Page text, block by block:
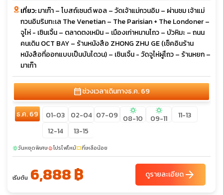
เที่ยว:มาเก๊า – โบสถ์เซนต์ พอล – วัดเจ้าแม่กวนอิม – ผ่านชม เจ้าแม่
กวนอิมริมทะเล The Venetian – The Parisian + The Londoner –
จูไห่ - เซินเจิ้น – ตลาดตงเหมิน – เมืองเก่าหนานโถว – บัวหิมะ – ถนน
คนเดิน OCT BAY – ร้านหนังสือ ZHONG ZHU GE (เช็คอินร้าน
หนังสือที่ออกแบบเป็นบันไดวน) – เซินเจิ้น - วัดจูไห่ผู่โถว – ร้านหยก –
มาเก๊า
calendar_monthช่วงเวลาเดินทางธ.ค. 69
ธ.ค. 69 01-03 02-04 07-09 sunny
08-10
sunny
09-11
11-13
12-14
13-15
sunnyวันหยุดพิเศษlocal_fire_departmentโปรไฟไหม้confirmation_numberที่เหลือน้อย
เริ่มต้น 6,888 ฿ ดูรายละเอียดarrow_forward